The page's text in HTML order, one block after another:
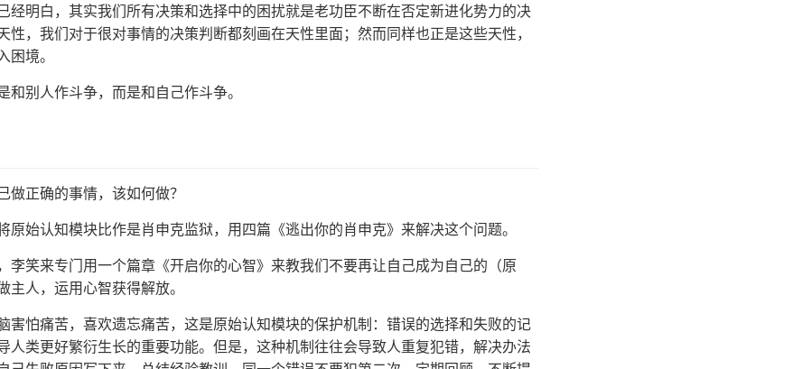
经明白，其实我们所有决策和选择中的困扰就是老功臣不断在否定新进化势力的决
性，我们对于很对事情的决策判断都刻画在天性里面；然而同样也正是这些天性，
困境。
和别人作斗争，而是和自己作斗争。
做正确的事情，该如何做？
原始认知模块比作是肖申克监狱，用四篇《逃出你的肖申克》来解决这个问题。
李笑来专门用一个篇章《开启你的心智》来教我们不要再让自己成为自己的（原
主人，运用心智获得解放。
害怕痛苦，喜欢遗忘痛苦，这是原始认知模块的保护机制：错误的选择和失败的记
人类更好繁衍生长的重要功能。但是，这种机制往往会导致人重复犯错，解决办法